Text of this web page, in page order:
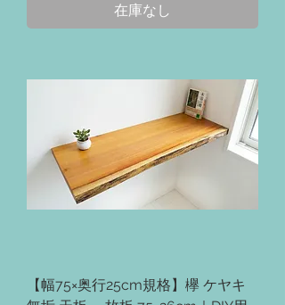
在庫なし
【幅75×奥行25cm規格】欅 ケヤキ